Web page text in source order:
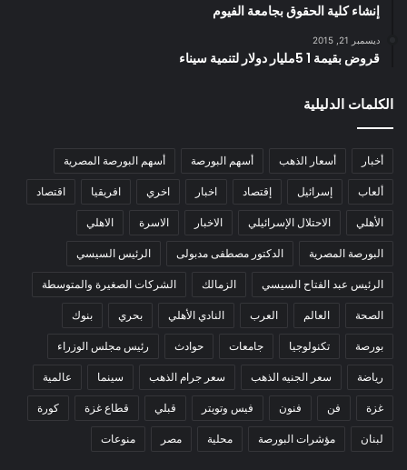
إنشاء كلية الحقوق بجامعة الفيوم
ديسمبر 21, 2015
قروض بقيمة 1 5مليار دولار لتنمية سيناء
الكلمات الدليلية
أخبار أسعار الذهب أسهم البورصة أسهم البورصة المصرية
ألعاب إسرائيل إقتصاد اخبار اخري افريقيا اقتصاد
الأهلي الاحتلال الإسرائيلي الاخبار الاسرة الاهلي
البورصة المصرية الدكتور مصطفى مدبولى الرئيس السيسي
الرئيس عبد الفتاح السيسي الزمالك الشركات الصغيرة والمتوسطة
الصحة العالم العرب النادي الأهلي بحري بنوك
بورصة تكنولوجيا جامعات حوادث رئيس مجلس الوزراء
رياضة سعر الجنيه الذهب سعر جرام الذهب سينما عالمية
غزة فن فنون فيس وتويتر قبلي قطاع غزة كورة
لبنان مؤشرات البورصة محلية مصر منوعات